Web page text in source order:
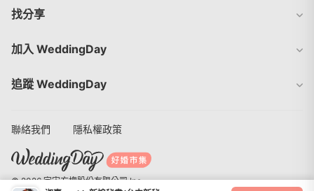
找分享
加入 WeddingDay
追蹤 WeddingDay
聯絡我們 隱私權政策
© 2026 宇宙方塊股份有限公司 Inc.